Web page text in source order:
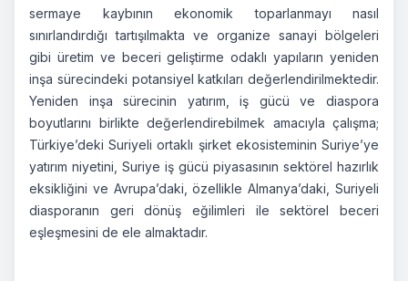
sermaye kaybının ekonomik toparlanmayı nasıl
sınırlandırdığı tartışılmakta ve organize sanayi bölgeleri
gibi üretim ve beceri geliştirme odaklı yapıların yeniden
inşa sürecindeki potansiyel katkıları değerlendirilmektedir.
Yeniden inşa sürecinin yatırım, iş gücü ve diaspora
boyutlarını birlikte değerlendirebilmek amacıyla çalışma;
Türkiye’deki Suriyeli ortaklı şirket ekosisteminin Suriye’ye
yatırım niyetini, Suriye iş gücü piyasasının sektörel hazırlık
eksikliğini ve Avrupa’daki, özellikle Almanya’daki, Suriyeli
diasporanın geri dönüş eğilimleri ile sektörel beceri
eşleşmesini de ele almaktadır.